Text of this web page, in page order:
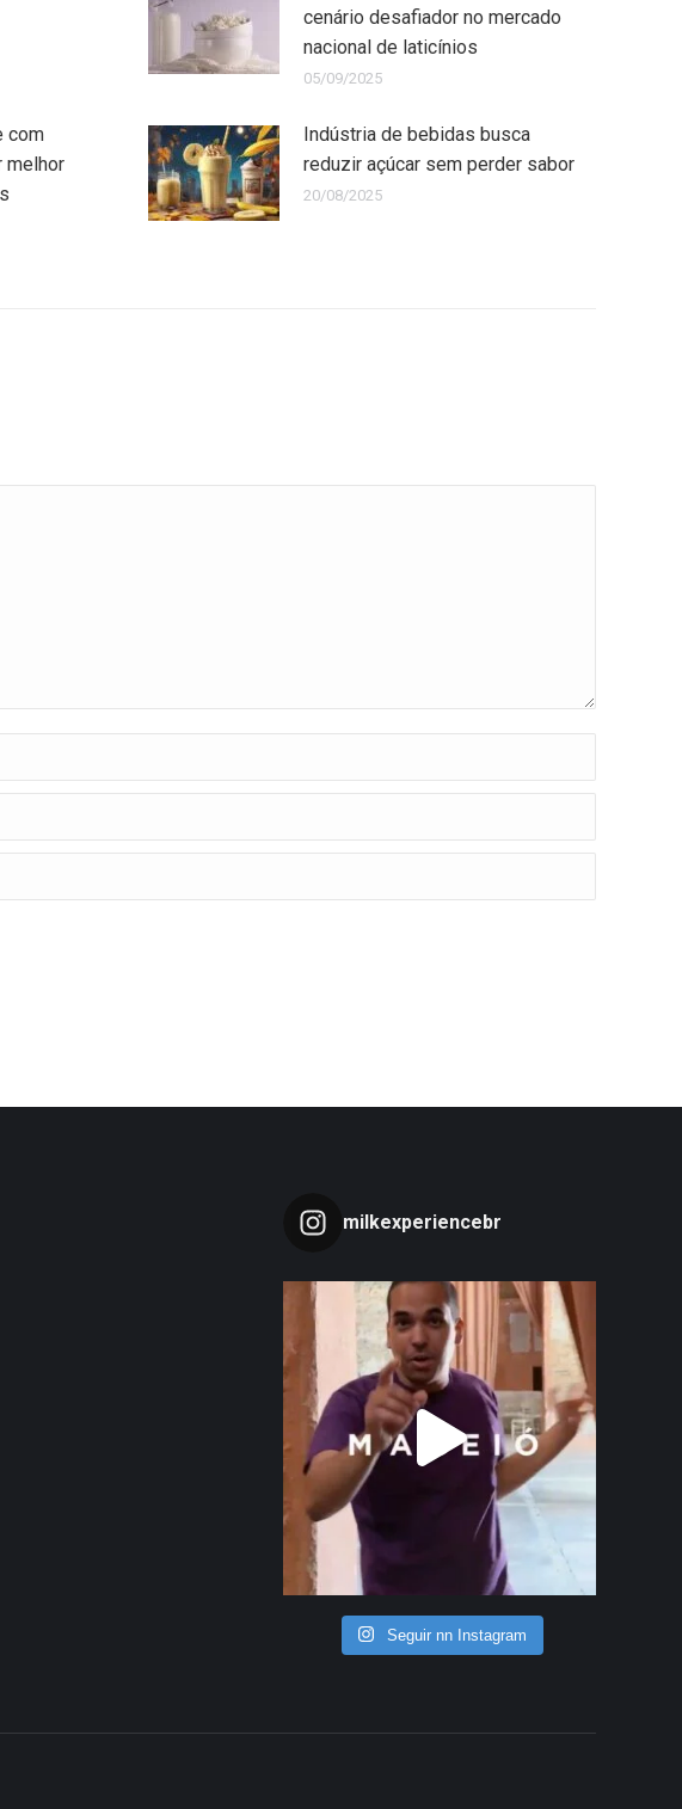
cenário desafiador no mercado
nacional de laticínios
05/09/2025
com
melhor
Indústria de bebidas busca
reduzir açúcar sem perder sabor
20/08/2025
milkexperiencebr
Seguir nn Instagram